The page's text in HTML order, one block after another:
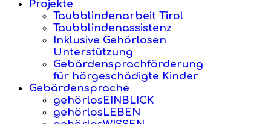
Projekte
Taubblindenarbeit Tirol
Taubblindenassistenz
Inklusive Gehörlosen
Unterstützung
Gebärdensprachförderung
für hörgeschädigte Kinder
Gebärdensprache
gehörlosEINBLICK
gehörlosLEBEN